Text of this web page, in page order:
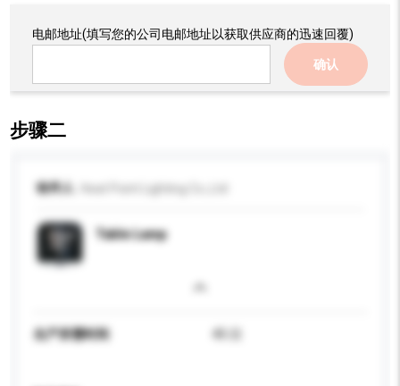
电邮地址(填写您的公司电邮地址以获取供应商的迅速回覆)
确认
步骤二
收件人
Table Lamp
生产所需时间 45 日